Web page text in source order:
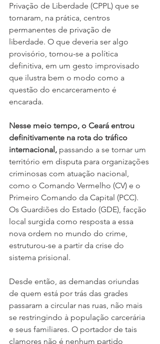
Privação de Liberdade (CPPL) que se
tornaram, na prática, centros
permanentes de privação de
liberdade. O que deveria ser algo
provisório, tornou-se a política
definitiva, em um gesto improvisado
que ilustra bem o modo como a
questão do encarceramento é
encarada.
Nesse meio tempo, o Ceará entrou
definitivamente na rota do tráfico
internacional, passando a se tornar um
território em disputa para organizações
criminosas com atuação nacional,
como o Comando Vermelho (CV) e o
Primeiro Comando da Capital (PCC).
Os Guardiões do Estado (GDE), facção
local surgida como resposta a essa
nova ordem no mundo do crime,
estruturou-se a partir da crise do
sistema prisional.
Desde então, as demandas oriundas
de quem está por trás das grades
passaram a circular nas ruas, não mais
se restringindo à população carcerária
e seus familiares. O portador de tais
clamores não é nenhum partido